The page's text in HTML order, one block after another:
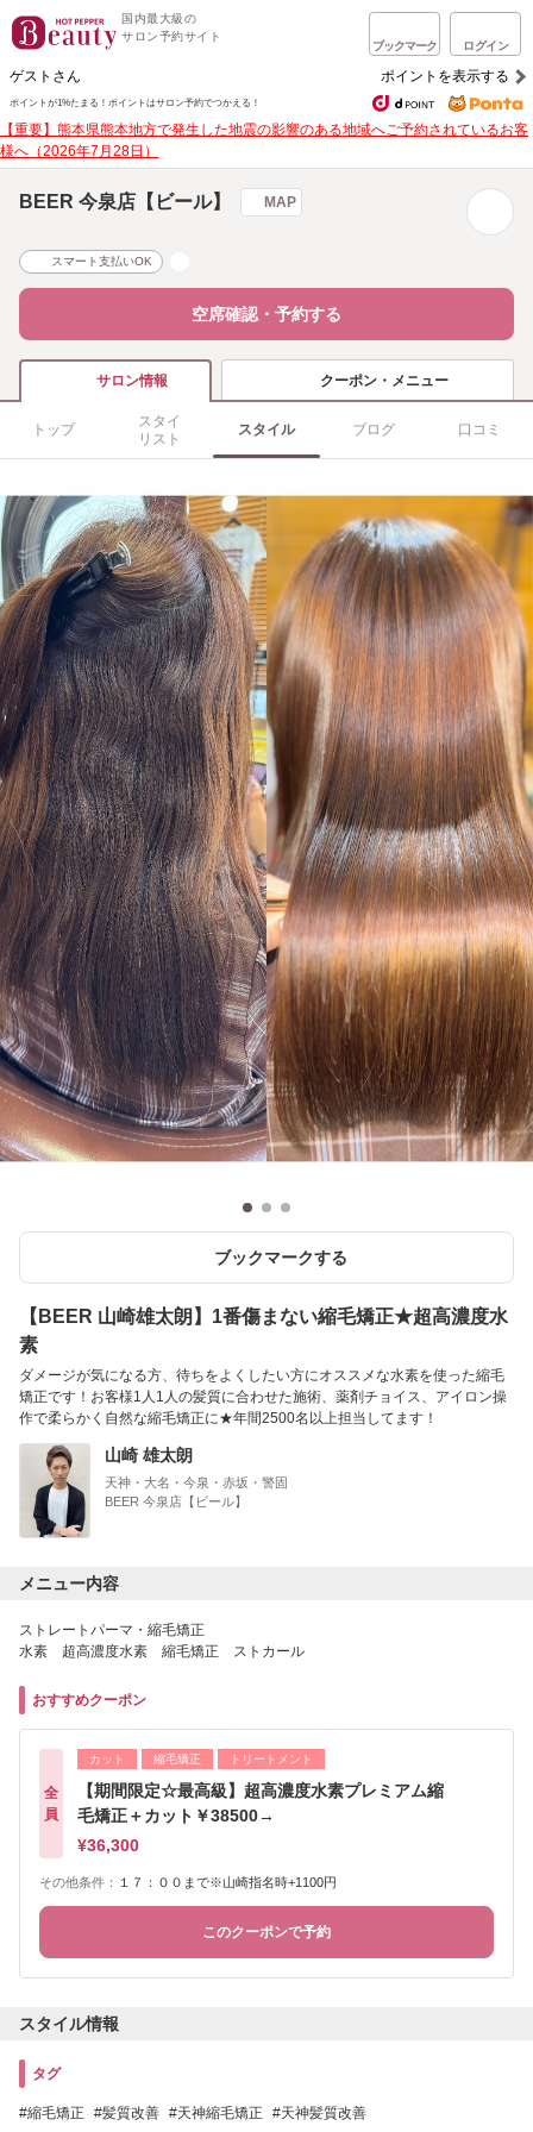
国内最大級の
サロン予約サイト
ブックマーク ログイン
ゲストさん ポイントを表示する
ポイントが1%たまる！ ポイントはサロン予約でつかえる！
【重要】熊本県熊本地方で発生した地震の影響のある地域へご予約されているお客
様へ（2026年7月28日）
BEER 今泉店【ビール】 MAP
スマート支払いOK
空席確認・予約する
サロン情報 クーポン・メニュー
トップ
スタイ
リスト
スタイル ブログ 口コミ
ブックマークする
【BEER 山崎雄太朗】1番傷まない縮毛矯正★超高濃度水
素
ダメージが気になる方、待ちをよくしたい方にオススメな水素を使った縮毛
矯正です！お客様1人1人の髪質に合わせた施術、薬剤チョイス、アイロン操
作で柔らかく自然な縮毛矯正に★年間2500名以上担当してます！
山崎 雄太朗
天神・大名・今泉・赤坂・警固
BEER 今泉店【ビール】
メニュー内容
ストレートパーマ・縮毛矯正
水素 超高濃度水素 縮毛矯正 ストカール
おすすめクーポン
全
員
カット 縮毛矯正 トリートメント
【期間限定☆最高級】超高濃度水素プレミアム縮
毛矯正＋カット￥38500→
¥36,300
その他条件： １７：００まで※山崎指名時+1100円
このクーポンで予約
スタイル情報
タグ
縮毛矯正 髪質改善 天神縮毛矯正 天神髪質改善